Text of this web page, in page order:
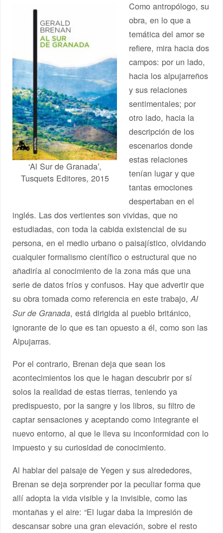
‘Al Sur de Granada’,
Tusquets Editores, 2015
Como antropólogo, su
obra, en lo que a
temática del amor se
refiere, mira hacia dos
campos: por un lado,
hacia los alpujarreños
y sus relaciones
sentimentales; por
otro lado, hacia la
descripción de los
escenarios donde
estas relaciones
tenían lugar y que
tantas emociones
despertaban en el
inglés. Las dos vertientes son vividas, que no
estudiadas, con toda la cabida existencial de su
persona, en el medio urbano o paisajístico, olvidando
cualquier formalismo científico o estructural que no
añadiría al conocimiento de la zona más que una
serie de datos fríos y confusos. Hay que advertir que
su obra tomada como referencia en este trabajo,Al
Sur de Granada, está dirigida al pueblo británico,
ignorante de lo que es tan opuesto a él, como son las
Alpujarras.
Por el contrario, Brenan deja que sean los
acontecimientos los que le hagan descubrir por sí
solos la realidad de estas tierras, teniendo ya
predispuesto, por la sangre y los libros, su filtro de
captar sensaciones y aceptando como integrante el
nuevo entorno, al que le lleva su inconformidad con lo
impuesto y su curiosidad de conocimiento.
Al hablar del paisaje de Yegen y sus alrededores,
Brenan se deja sorprender por la peculiar forma que
allí adopta la vida visible y la invisible, como las
montañas y el aire: “El lugar daba la impresión de
descansar sobre una gran elevación, sobre el resto